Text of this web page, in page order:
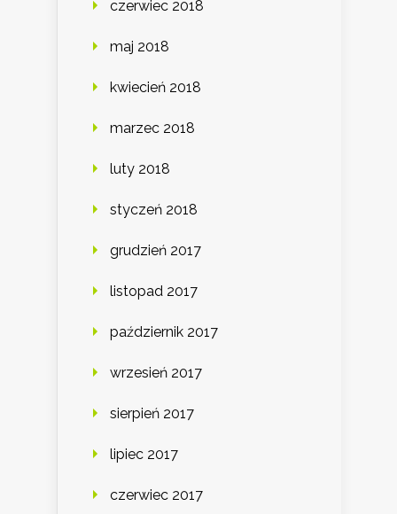
czerwiec 2018
maj 2018
kwiecień 2018
marzec 2018
luty 2018
styczeń 2018
grudzień 2017
listopad 2017
październik 2017
wrzesień 2017
sierpień 2017
lipiec 2017
czerwiec 2017